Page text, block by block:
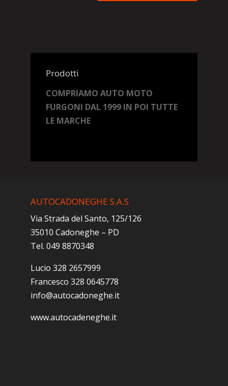
Prodotti
COMPRIAMO AUTO MOTO
FURGONI DAL 1999 IN POI TUTTE
LE MARCHE
AUTOCADONEGHE S.A.S
Via Strada del Santo, 125/126
35010 Cadoneghe – PD
Tel. 049 8870348
Lucio 328 2657999
Francesco 328 0645778
info@autocadoneghe.it
www.autocadeneghe.it